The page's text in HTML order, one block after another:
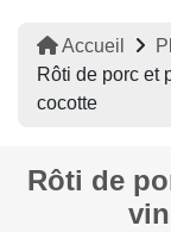
Accueil
Rôti de porc et
cocotte
Rôti de